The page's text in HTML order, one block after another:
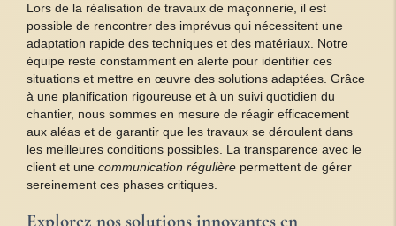
Lors de la réalisation de travaux de maçonnerie, il est
possible de rencontrer des imprévus qui nécessitent une
adaptation rapide des techniques et des matériaux. Notre
équipe reste constamment en alerte pour identifier ces
situations et mettre en œuvre des solutions adaptées. Grâce
à une planification rigoureuse et à un suivi quotidien du
chantier, nous sommes en mesure de réagir efficacement
aux aléas et de garantir que les travaux se déroulent dans
les meilleures conditions possibles. La transparence avec le
client et une communication régulière permettent de gérer
sereinement ces phases critiques.
Explorez nos solutions innovantes en